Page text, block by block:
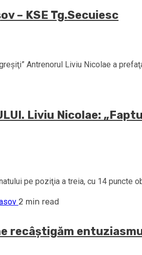
– KSE Tg.Secuiesc
Antrenorul Liviu Nicolae a
Liviu Nicolae:
pe poziţia a treia, cu 14 puncte
2 min read
recâştigăm